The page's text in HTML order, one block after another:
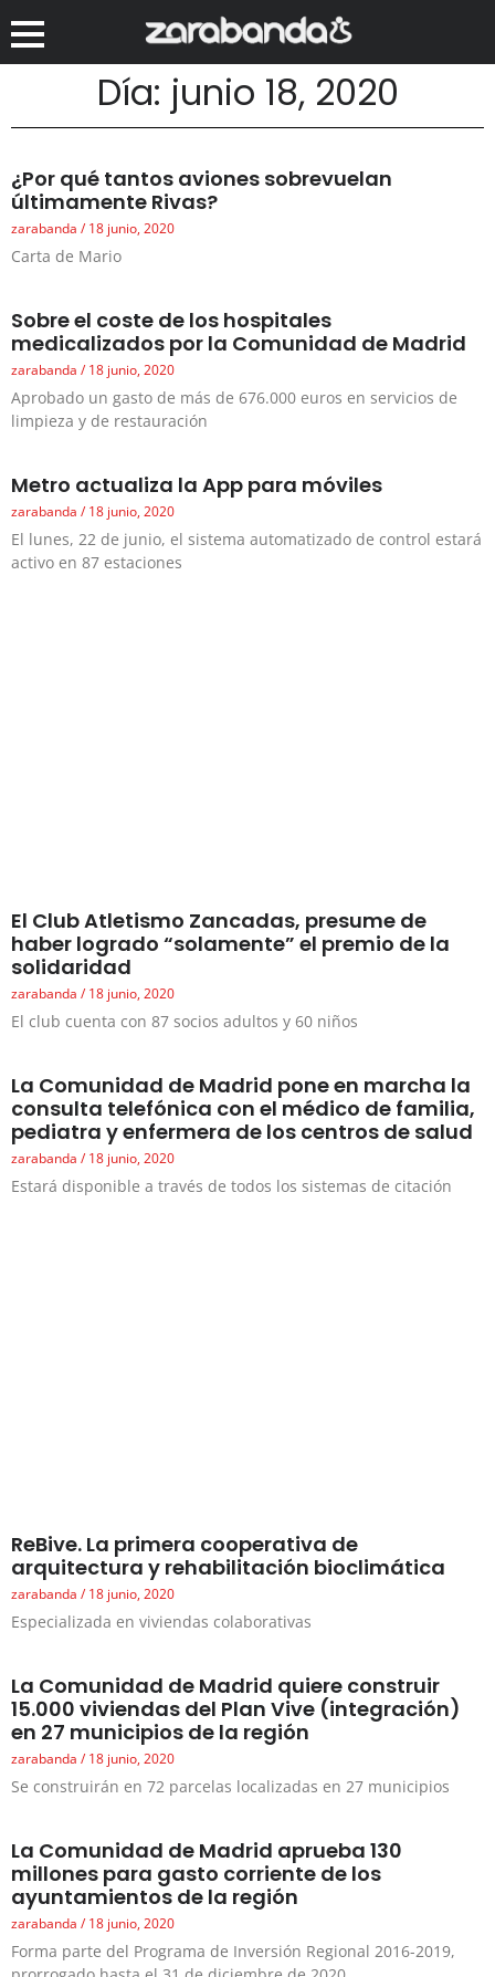
Día: junio 18, 2020
¿Por qué tantos aviones sobrevuelan
últimamente Rivas?
zarabanda 18 junio, 2020
Carta de Mario
Sobre el coste de los hospitales
medicalizados por la Comunidad de Madrid
zarabanda 18 junio, 2020
Aprobado un gasto de más de 676.000 euros en servicios de
limpieza y de restauración
Metro actualiza la App para móviles
zarabanda 18 junio, 2020
El lunes, 22 de junio, el sistema automatizado de control estará
activo en 87 estaciones
El Club Atletismo Zancadas, presume de
haber logrado “solamente” el premio de la
solidaridad
zarabanda 18 junio, 2020
El club cuenta con 87 socios adultos y 60 niños
La Comunidad de Madrid pone en marcha la
consulta telefónica con el médico de familia,
pediatra y enfermera de los centros de salud
zarabanda 18 junio, 2020
Estará disponible a través de todos los sistemas de citación
ReBive. La primera cooperativa de
arquitectura y rehabilitación bioclimática
zarabanda 18 junio, 2020
Especializada en viviendas colaborativas
La Comunidad de Madrid quiere construir
15.000 viviendas del Plan Vive (integración)
en 27 municipios de la región
zarabanda 18 junio, 2020
Se construirán en 72 parcelas localizadas en 27 municipios
La Comunidad de Madrid aprueba 130
millones para gasto corriente de los
ayuntamientos de la región
zarabanda 18 junio, 2020
Forma parte del Programa de Inversión Regional 2016-2019,